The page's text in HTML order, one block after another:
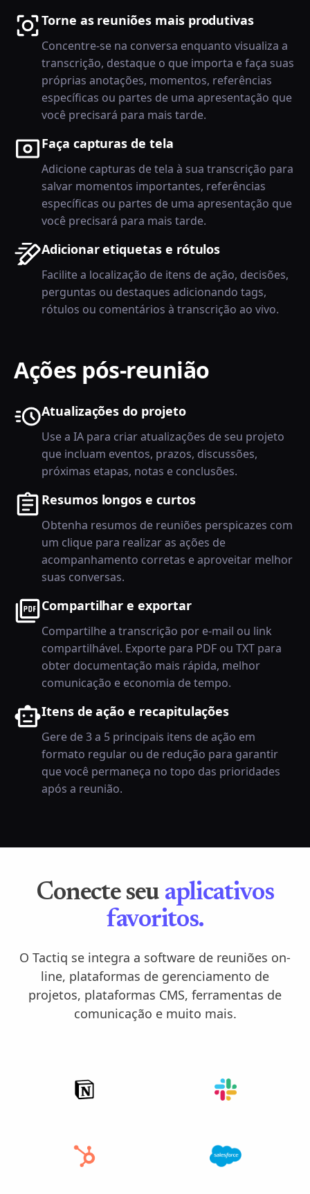
Torne as reuniões mais produtivas
Concentre-se na conversa enquanto visualiza a
transcrição, destaque o que importa e faça suas
próprias anotações, momentos, referências
específicas ou partes de uma apresentação que
você precisará para mais tarde.
Faça capturas de tela
Adicione capturas de tela à sua transcrição para
salvar momentos importantes, referências
específicas ou partes de uma apresentação que
você precisará para mais tarde.
Adicionar etiquetas e rótulos
Facilite a localização de itens de ação, decisões,
perguntas ou destaques adicionando tags,
rótulos ou comentários à transcrição ao vivo.
Ações pós-reunião
Atualizações do projeto
Use a IA para criar atualizações de seu projeto
que incluam eventos, prazos, discussões,
próximas etapas, notas e conclusões.
Resumos longos e curtos
Obtenha resumos de reuniões perspicazes com
um clique para realizar as ações de
acompanhamento corretas e aproveitar melhor
suas conversas.
Compartilhar e exportar
Compartilhe a transcrição por e-mail ou link
compartilhável. Exporte para PDF ou TXT para
obter documentação mais rápida, melhor
comunicação e economia de tempo.
Itens de ação e recapitulações
Gere de 3 a 5 principais itens de ação em
formato regular ou de redução para garantir
que você permaneça no topo das prioridades
após a reunião.
Conecte seu aplicativos
favoritos.
O Tactiq se integra a software de reuniões on-
line, plataformas de gerenciamento de
projetos, plataformas CMS, ferramentas de
comunicação e muito mais.